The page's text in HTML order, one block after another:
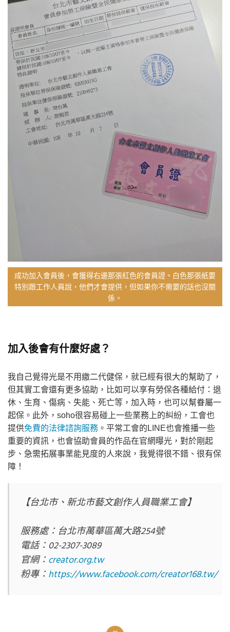
成功加入會員後，會獲得右邊那張紅色的會員證。白色那張紙要
特別跟工作人員說，他們才會提供，但如果你不需要的話也沒關
係。
加入後會有什麼好處？
我自己覺得光是不用繳二代健保，就已經有很大的幫助了，
但其實工會還有更多協助，比如可以享有勞保各種給付：退
休、生育、傷病、失能、死亡等，加入時，也可以幫眷屬一
起保。此外，soho很容易碰上一些業務上的糾紛，工會也
提供免費的法律諮詢服務 。平常工會的LINE也會推播一些
重要的資訊，也會協助會員的作品在官網曝光，對於剛起
步、急需拓展事業能見度的人來說，我覺得很不錯、很有保
障！
【台北市、新北市藝文創作人員職業工會】
服務處：台北市萬華區萬大路254號
電話：02-2307-3089
官網： creator.org.tw
粉專： https://www.facebook.com/creator168.tw/